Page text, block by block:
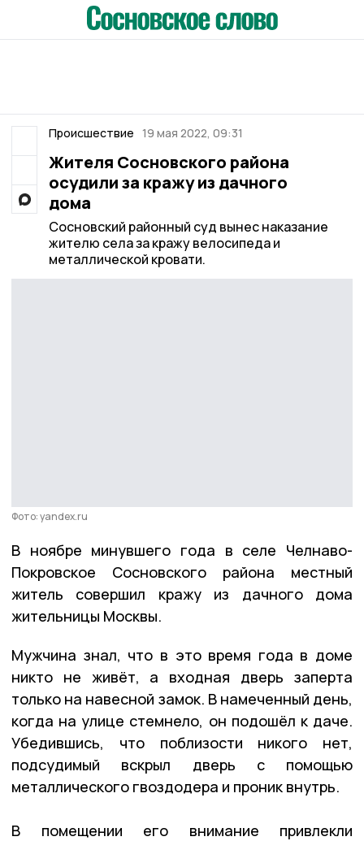
Происшествие 19 мая 2022, 09:31
Жителя Сосновского района
осудили за кражу из дачного
дома
Сосновский районный суд вынес наказание
жителю села за кражу велосипеда и
металлической кровати.
Фото: yandex.ru
В ноябре минувшего года в селе Челнаво-
Покровское Сосновского района местный
житель совершил кражу из дачного дома
жительницы Москвы.
Мужчина знал, что в это время года в доме
никто не живёт, а входная дверь заперта
только на навесной замок. В намеченный день,
когда на улице стемнело, он подошёл к даче.
Убедившись, что поблизости никого нет,
подсудимый вскрыл дверь с помощью
металлического гвоздодера и проник внутрь.
В помещении его внимание привлекли